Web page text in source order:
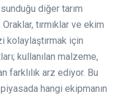
diğer tarım
tırmıklar ve ekim
kolaylaştırmak için
kullanılan malzeme,
farklılık arz ediyor. Bu
hangi ekipmanın